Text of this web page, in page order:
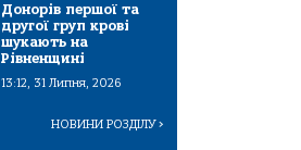
Донорів першої та
другої груп крові
шукають на
Рівненщині
13:12, 31 Липня, 2026
НОВИНИ РОЗДІЛУ>